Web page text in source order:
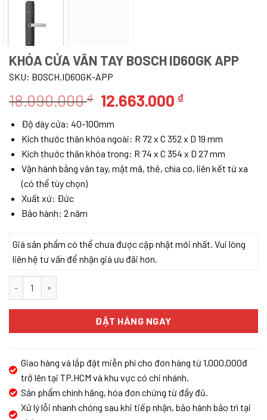
KHÓA CỬA VÂN TAY BOSCH ID60GK APP
SKU: BOSCH.ID60GK-APP
18.090.000₫ Giá
là:
18.090.000 ₫.
12.663.000 ₫Giá
tại
là:
12.663.000
Độ dày cửa: 40-100mm
Kích thước thân khóa ngoài: R 72 x C 352 x D 19 mm
Kích thước thân khóa trong: R 74 x C 354 x D 27 mm
Vận hành bằng vân tay, mật mã, thẻ, chìa cơ, liên kết từ xa
(có thể tùy chọn)
Xuất xứ: Đức
Bảo hành: 2 năm
Giá sản phẩm có thể chưa được cập nhật mới nhất. Vui lòng
liên hệ tư vấn để nhận giá ưu đãi hơn.
ĐẶT HÀNG NGAY
Giao hàng và lắp đặt miễn phí cho đơn hàng từ 1.000.000đ
trở lên tại TP.HCM và khu vực có chi nhánh.
Sản phẩm chính hãng, hóa đơn chứng từ đầy đủ.
Xử lý lỗi nhanh chóng sau khi tiếp nhận, bảo hành bảo trì tại